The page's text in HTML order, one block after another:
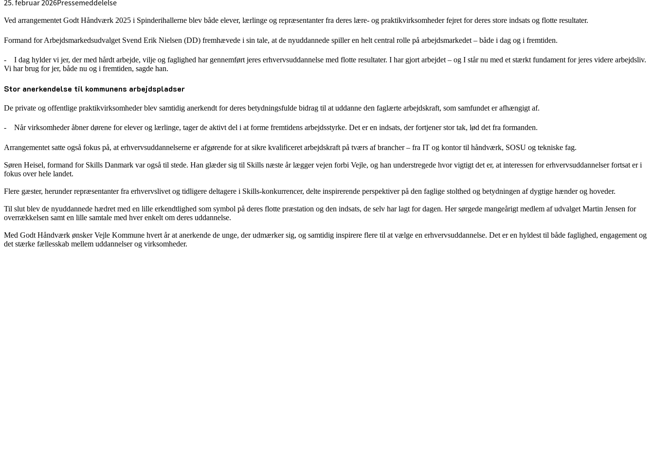
25. februar 2026Pressemeddelelse
Ved arrangementet Godt Håndværk 2025 i Spinderihallerne blev både elever, lærlinge og repræsentanter fra deres lære- og praktikvirksomheder fejret for deres store indsats og flotte resultater.
Formand for Arbejdsmarkedsudvalget Svend Erik Nielsen (DD) fremhævede i sin tale, at de nyuddannede spiller en helt central rolle på arbejdsmarkedet – både i dag og i fremtiden.
- I dag hylder vi jer, der med hårdt arbejde, vilje og faglighed har gennemført jeres erhvervsuddannelse med flotte resultater. I har gjort arbejdet – og I står nu med et stærkt fundament for jeres videre arbejdsliv.
Vi har brug for jer, både nu og i fremtiden, sagde han.
Stor anerkendelse til kommunens arbejdspladser
De private og offentlige praktikvirksomheder blev samtidig anerkendt for deres betydningsfulde bidrag til at uddanne den faglærte arbejdskraft, som samfundet er afhængigt af.
- Når virksomheder åbner dørene for elever og lærlinge, tager de aktivt del i at forme fremtidens arbejdsstyrke. Det er en indsats, der fortjener stor tak, lød det fra formanden.
Arrangementet satte også fokus på, at erhvervsuddannelserne er afgørende for at sikre kvalificeret arbejdskraft på tværs af brancher – fra IT og kontor til håndværk, SOSU og tekniske fag.
Søren Heisel, formand for Skills Danmark var også til stede. Han glæder sig til Skills næste år lægger vejen forbi Vejle, og han understregede hvor vigtigt det er, at interessen for erhvervsuddannelser fortsat er i
fokus over hele landet.
Flere gæster, herunder repræsentanter fra erhvervslivet og tidligere deltagere i Skills-konkurrencer, delte inspirerende perspektiver på den faglige stolthed og betydningen af dygtige hænder og hoveder.
Til slut blev de nyuddannede hædret med en lille erkendtlighed som symbol på deres flotte præstation og den indsats, de selv har lagt for dagen. Her sørgede mangeårigt medlem af udvalget Martin Jensen for
overrækkelsen samt en lille samtale med hver enkelt om deres uddannelse.
Med Godt Håndværk ønsker Vejle Kommune hvert år at anerkende de unge, der udmærker sig, og samtidig inspirere flere til at vælge en erhvervsuddannelse. Det er en hyldest til både faglighed, engagement og
det stærke fællesskab mellem uddannelser og virksomheder.